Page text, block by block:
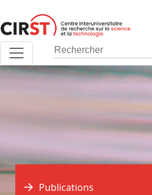
au
contenu
Publications